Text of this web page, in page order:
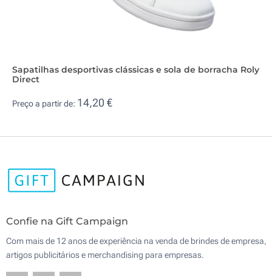
Sapatilhas desportivas clássicas e sola de borracha Roly
Direct
Preço a partir de: 14,20 €
Confie na Gift Campaign
Com mais de 12 anos de experiência na venda de brindes de empresa,
artigos publicitários e merchandising para empresas.